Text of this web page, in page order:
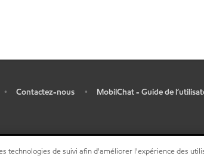
• Contactez-nous • MobilChat - Guide de
technologies de suivi afin d'améliorer l'expérience des